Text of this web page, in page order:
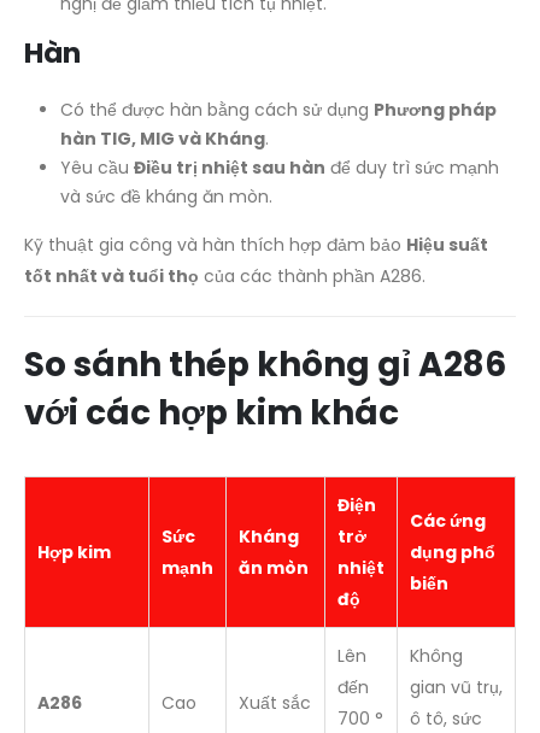
Hàn
Có thể được hàn bằng cách sử dụng Phương pháp
hàn TIG, MIG và Kháng.
Yêu cầu Điều trị nhiệt sau hàn để duy trì sức mạnh
và sức đề kháng ăn mòn.
Kỹ thuật gia công và hàn thích hợp đảm bảo Hiệu suất
tốt nhất và tuổi thọ của các thành phần A286.
So sánh thép không gỉ A286
với các hợp kim khác
Hợp kim
Sức
mạnh
Kháng
ăn mòn
Điện
trở
nhiệt
độ
Các ứng
dụng phổ
biến
A286 Cao Xuất sắc
Lên
đến
700 °
Không
gian vũ trụ,
ô tô, sức